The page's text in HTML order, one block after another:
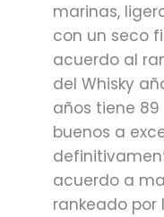
marinas,
con un seco
acuerdo al
del Whisky
años tiene
buenos a
acuerdo a
rankeado por